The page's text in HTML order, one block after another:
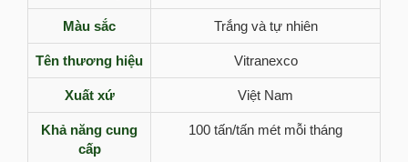
Màu sắc Trắng và tự nhiên
Tên thương hiệu Vitranexco
Xuất xứ Việt Nam
Khả năng cung
cấp
100 tấn/tấn mét mỗi tháng